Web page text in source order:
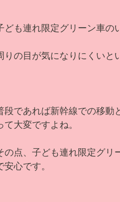
ども連れ限定グリーン車の
りの目が気になりにくいと
段であれば新幹線での移動
て大変ですよね。
の点、子ども連れ限定グリ
安心です。